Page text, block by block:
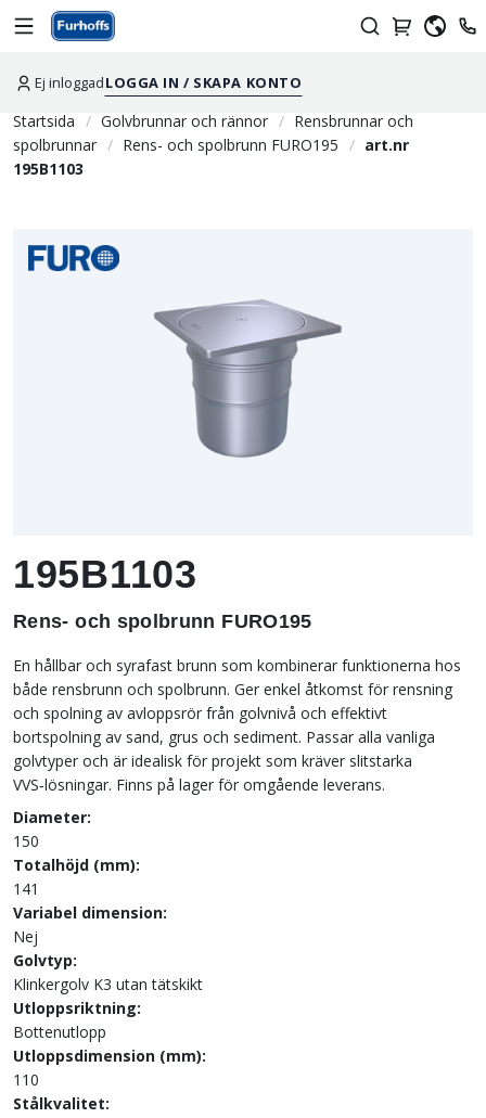
Ej inloggadLOGGA IN / SKAPA KONTO
Startsida Golvbrunnar och rännor
Rensbrunnar och
spolbrunnar
Rens- och spolbrunn FURO195
art.nr
195B1103
195B1103
Rens- och spolbrunn FURO195
En hållbar och syrafast brunn som kombinerar funktionerna hos
både rensbrunn och spolbrunn. Ger enkel åtkomst för rensning
och spolning av avloppsrör från golvnivå och effektivt
bortspolning av sand, grus och sediment. Passar alla vanliga
golvtyper och är idealisk för projekt som kräver slitstarka
VVS‑lösningar. Finns på lager för omgående leverans.
Diameter:
150
Totalhöjd (mm):
141
Variabel dimension:
Nej
Golvtyp:
Klinkergolv K3 utan tätskikt
Utloppsriktning:
Bottenutlopp
Utloppsdimension (mm):
110
Stålkvalitet: